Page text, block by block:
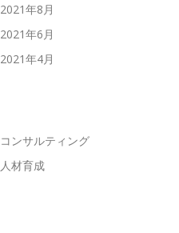
2021年8月
2021年6月
2021年4月
コンサルティング
人材育成